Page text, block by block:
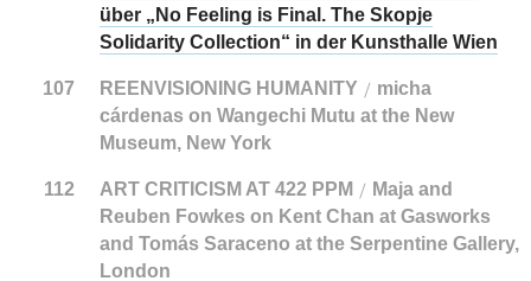
über „No Feeling is Final. The Skopje
Solidarity Collection“ in der Kunsthalle Wien
107 REENVISIONING HUMANITY / micha
cárdenas on Wangechi Mutu at the New
Museum, New York
112 ART CRITICISM AT 422 PPM / Maja and
Reuben Fowkes on Kent Chan at Gasworks
and Tomás Saraceno at the Serpentine Gallery,
London